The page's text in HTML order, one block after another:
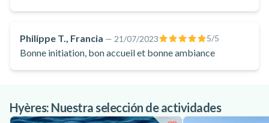
Philippe T., Francia — 21/07/2023 5/5
Bonne initiation, bon accueil et bonne ambiance
Hyères: Nuestra selección de actividades